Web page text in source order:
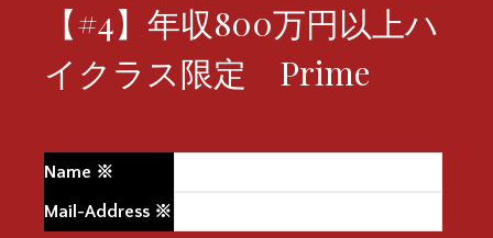
【#4】年収800万円以上ハ
イクラス限定 Prime
Name ※
Mail-Address ※